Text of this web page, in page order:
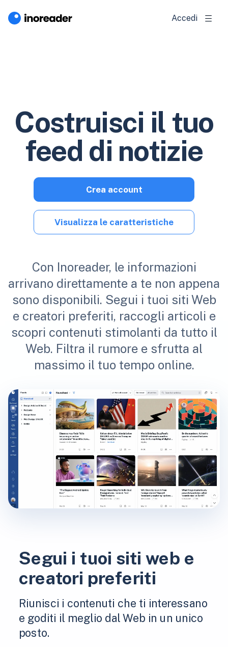
Accedi
Costruisci il tuo
feed di notizie
Con Inoreader, le informazioni
arrivano direttamente a te non appena
sono disponibili. Segui i tuoi siti Web
e creatori preferiti, raccogli articoli e
scopri contenuti stimolanti da tutto il
Web. Filtra il rumore e sfrutta al
massimo il tuo tempo online.
Crea account
Visualizza le caratteristiche
Segui i tuoi siti web e
creatori preferiti
Riunisci i contenuti che ti interessano
e goditi il ​​meglio dal Web in un unico
posto.